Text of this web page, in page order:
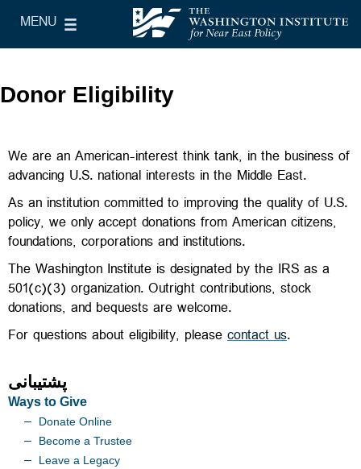
The Washington Institute for Near East Policy
MENU
Main Menu
Donor Eligibility
پشتیبانی
Ways to Give
Donate Online
Become a Trustee
Leave a Legacy
We are an American-interest think tank, in the business of
advancing U.S. national interests in the Middle East.
As an institution committed to improving the quality of U.S.
policy, we only accept donations from American citizens,
foundations, corporations and institutions.
The Washington Institute is designated by the IRS as a
501(c)(3) organization. Outright contributions, stock
donations, and bequests are welcome.
For questions about eligibility, pleasecontact us.